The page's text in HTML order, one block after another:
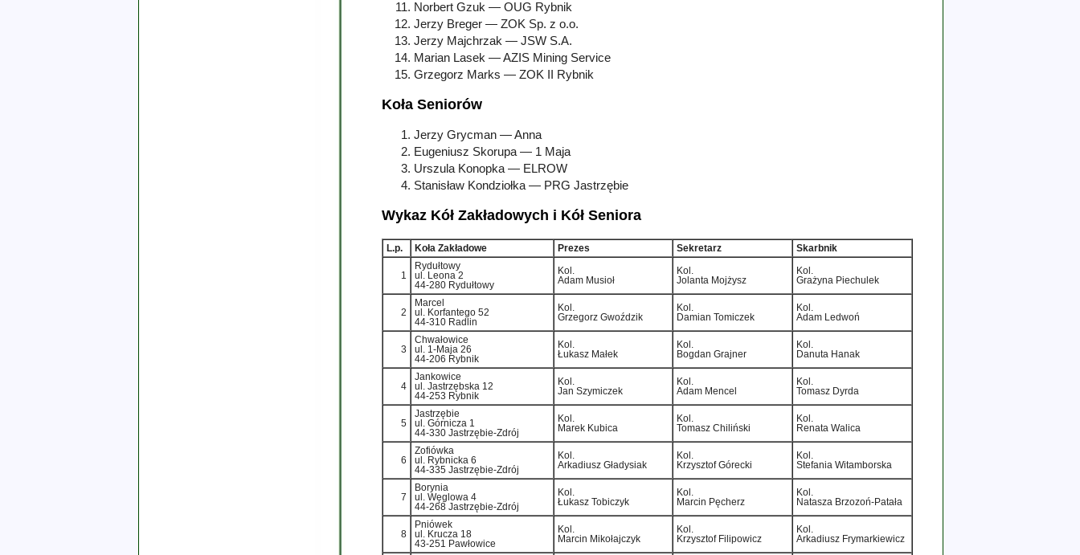
Norbert Gzuk — OUG Rybnik
Jerzy Breger — ZOK Sp. z o.o.
Jerzy Majchrzak — JSW S.A.
Marian Lasek — AZIS Mining Service
Grzegorz Marks — ZOK II Rybnik
Koła Seniorów
Jerzy Grycman — Anna
Eugeniusz Skorupa — 1 Maja
Urszula Konopka — ELROW
Stanisław Kondziołka — PRG Jastrzębie
Wykaz Kół Zakładowych i Kół Seniora
L.p. Koła Zakładowe Prezes Sekretarz Skarbnik
1
Rydułtowy
ul. Leona 2
44-280 Rydułtowy
Kol.
Adam Musioł
Kol.
Jolanta Mojżysz
Kol.
Grażyna Piechulek
2
Marcel
ul. Korfantego 52
44-310 Radlin
Kol.
Grzegorz Gwoździk
Kol.
Damian Tomiczek
Kol.
Adam Ledwoń
3
Chwałowice
ul. 1-Maja 26
44-206 Rybnik
Kol.
Łukasz Małek
Kol.
Bogdan Grajner
Kol.
Danuta Hanak
4
Jankowice
ul. Jastrzębska 12
44-253 Rybnik
Kol.
Jan Szymiczek
Kol.
Adam Mencel
Kol.
Tomasz Dyrda
5
Jastrzębie­
ul. Górnicza 1
44-330 Jastrzębie-Zdrój
Kol.
Marek Kubica
Kol.
Tomasz Chiliński
Kol.
Renata Walica
6
Zofiówka
ul. Rybnicka 6
44-335 Jastrzębie-Zdrój
Kol.
Arkadiusz Gładysiak
Kol.
Krzysztof Górecki
Kol.
Stefania Witamborska
7
Borynia
ul. Węglowa 4
44-268 Jastrzębie-Zdrój
Kol.
Łukasz Tobiczyk
Kol.
Marcin Pęcherz
Kol.
Natasza Brzozoń­‑Patała
8
Pniówek
ul. Krucza 18
43-251 Pawłowice
Kol.
Marcin Mikołajczyk
Kol.
Krzysztof Filipowicz
Kol.
Arkadiusz Frymarkiewicz